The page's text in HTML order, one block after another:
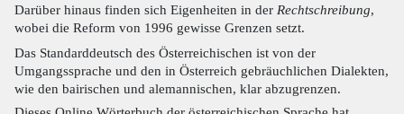
Darüber hinaus finden sich Eigenheiten in der Rechtschreibung,
wobei die Reform von 1996 gewisse Grenzen setzt.
Das Standarddeutsch des Österreichischen ist von der
Umgangssprache und den in Österreich gebräuchlichen Dialekten,
wie den bairischen und alemannischen, klar abzugrenzen.